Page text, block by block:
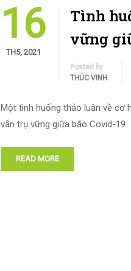
16
TH5, 2021
Tình
vững
Posted by
THÚC VINH
Một tình huống thảo luận về cơ
vẫn trụ vững giữa bão Covid-19
READ MORE